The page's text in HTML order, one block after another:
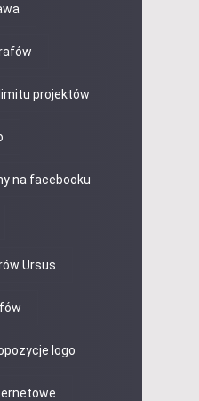
projektów
na facebooku
Ursus
logo